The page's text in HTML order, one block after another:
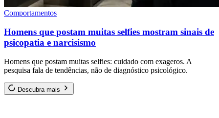
Comportamentos
Homens que postam muitas selfies mostram sinais de
psicopatia e narcisismo
Homens que postam muitas selfies: cuidado com exageros. A
pesquisa fala de tendências, não de diagnóstico psicológico.
Descubra mais